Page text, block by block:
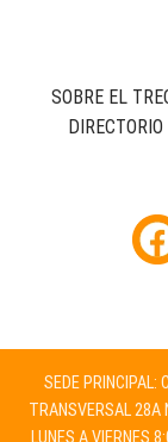
SOBRE EL
DIRECTORIO
SEDE PRINCIPAL:
TRANSVERSAL 28A